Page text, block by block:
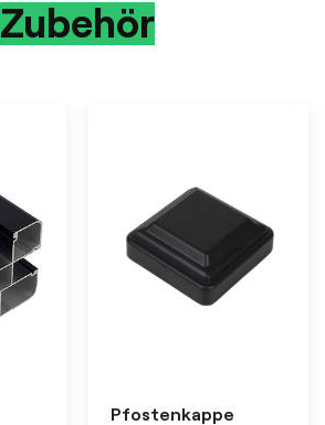
Zubehör
Pfostenkappe